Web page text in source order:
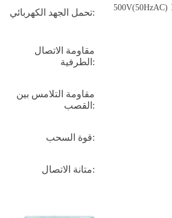
تحمل الجهد الكهربائي: 500V(50HzAC)
مقاومة الاتصال
الطرفية:
مقاومة التلامس بين
القصب:
قوة السحب:
متانة الاتصال: